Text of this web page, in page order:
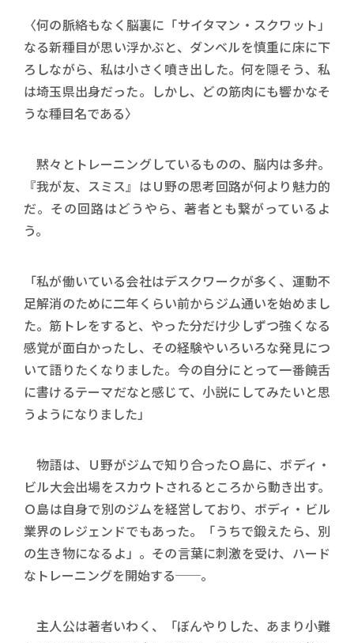
〈何の脈絡もなく脳裏に「サイタマン・スクワット」
なる新種目が思い浮かぶと、ダンベルを慎重に床に下
ろしながら、私は小さく噴き出した。何を隠そう、私
は埼玉県出身だった。しかし、どの筋肉にも響かなそ
うな種目名である〉
黙々とトレーニングしているものの、脳内は多弁。
『我が友、スミス』はＵ野の思考回路が何より魅力的
だ。その回路はどうやら、著者とも繋がっているよ
う。
「私が働いている会社はデスクワークが多く、運動不
足解消のために二年くらい前からジム通いを始めまし
た。筋トレをすると、やった分だけ少しずつ強くなる
感覚が面白かったし、その経験やいろいろな発見につ
いて語りたくなりました。今の自分にとって一番饒舌
に書けるテーマだなと感じて、小説にしてみたいと思
うようになりました」
物語は、Ｕ野がジムで知り合ったＯ島に、ボディ・
ビル大会出場をスカウトされるところから動き出す。
Ｏ島は自身で別のジムを経営しており、ボディ・ビル
業界のレジェンドでもあった。「うちで鍛えたら、別
の生き物になるよ」。その言葉に刺激を受け、ハード
なトレーニングを開始する──。
主人公は著者いわく、「ぼんやりした、あまり小難